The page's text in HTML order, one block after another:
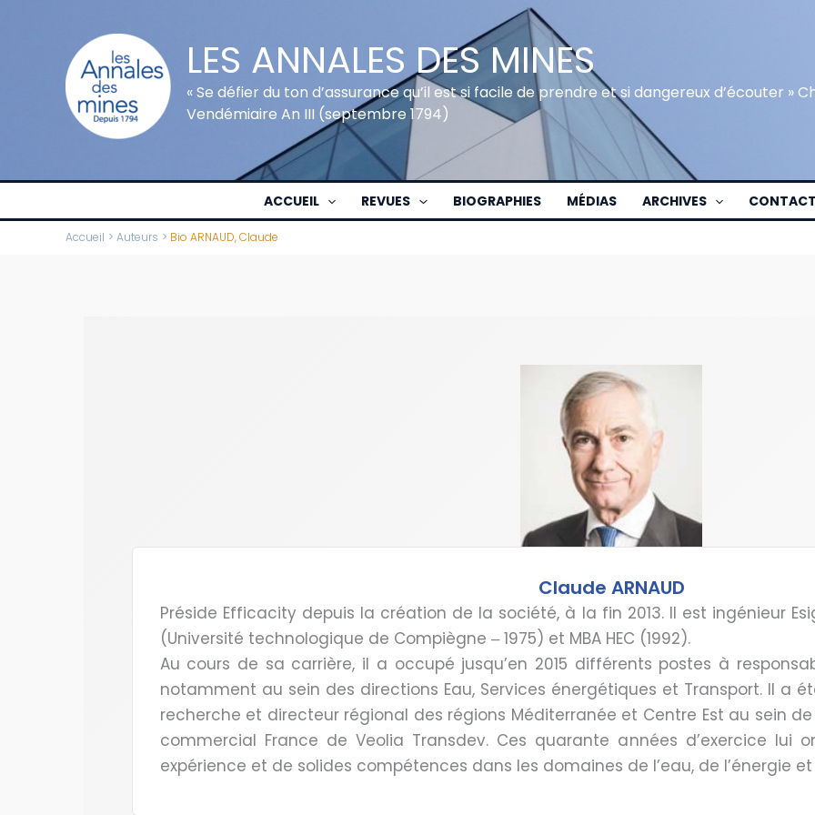
LES ANNALES DES MINES
« Se défier du ton d’assurance qu’il est si facile de prendre et si dangereux d’écouter »
Vendémiaire An III (septembre 1794)
ACCUEIL REVUES BIOGRAPHIES MÉDIAS ARCHIVES CONTACT
Accueil Auteurs Bio ARNAUD, Claude
Claude ARNAUD
Préside Efficacity depuis la création de la société, à la fin 2013. Il est ingénieur
(Université technologique de Compiègne ‒ 1975) et MBA HEC (1992).
Au cours de sa carrière, il a occupé jusqu’en 2015 différents postes à
notamment au sein des directions Eau, Services énergétiques et Transport. Il a
recherche et directeur régional des régions Méditerranée et Centre Est au sein
commercial France de Veolia Transdev. Ces quarante années d’exercice lui
expérience et de solides compétences dans les domaines de l’eau, de l’énergie